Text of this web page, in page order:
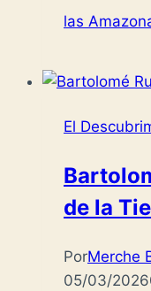
las
El
de la
PorMerche
05/03/2026